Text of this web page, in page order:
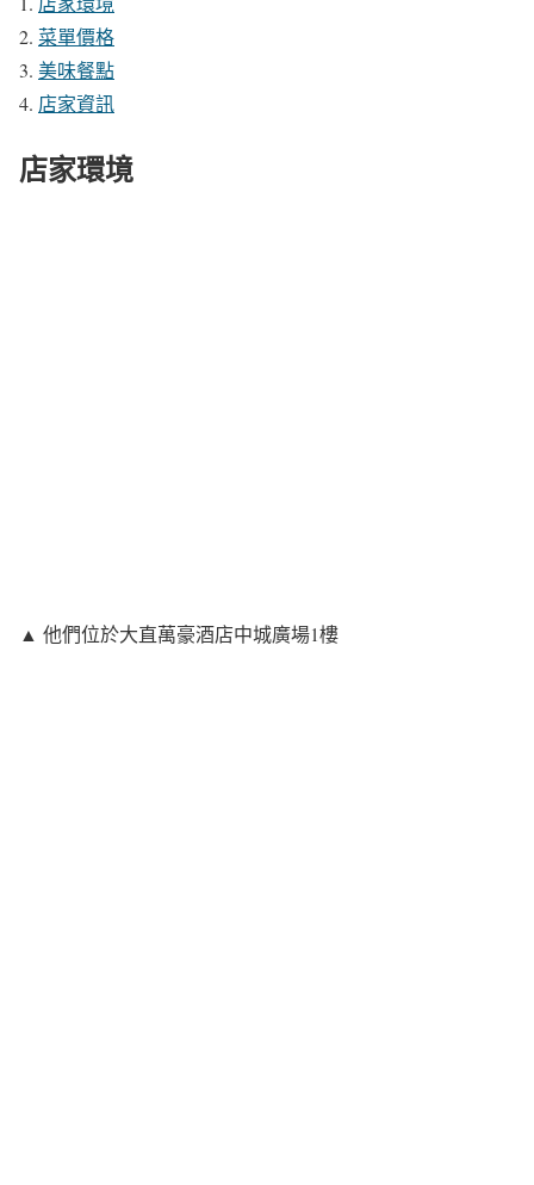
菜單價格
美味餐點
店家資訊
店家環境
▲ 他們位於大直萬豪酒店中城廣場1樓